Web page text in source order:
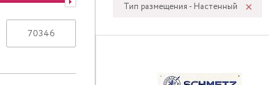
Тип размещения - Настенный